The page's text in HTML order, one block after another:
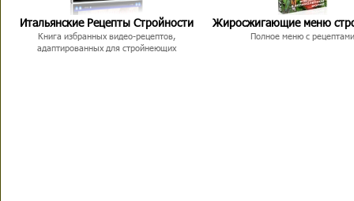
Итальянские Рецепты Стройности
Книга избранных видео-рецептов,
адаптированных для стройнеющих
Жиросжигающие меню
Полное меню с рецептами